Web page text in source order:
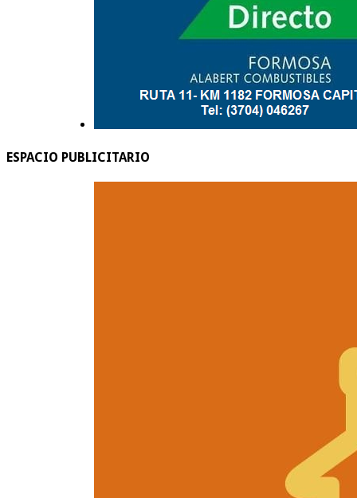
ESPACIO PUBLICITARIO